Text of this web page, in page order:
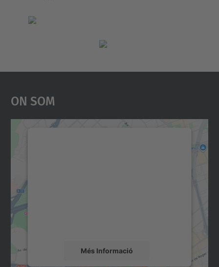
On Som
Més Informació